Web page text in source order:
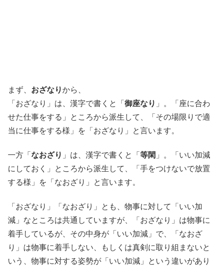
まず、 おざなりから、
「おざなり」は、漢字で書くと「 御座なり 」。「座に合わ
せた仕事をする」ところから派生して、「その場限りで適
当に仕事をする様」を「おざなり」と言います。
一方「 なおざり 」は、漢字で書くと「 等閑 」。「いい加減
にしておく」ところから派生して、「手をつけないで放置
する様」を「なおざり」と言います。
「おざなり」「なおざり」とも、物事に対して「いい加
減」なところは共通していますが、「おざなり」は物事に
着手しているが、その中身が「いい加減」で、「なおざ
り」は物事に着手しない、もしくは真剣に取り組まないと
いう、物事に対する姿勢が「いい加減」という違いがあり